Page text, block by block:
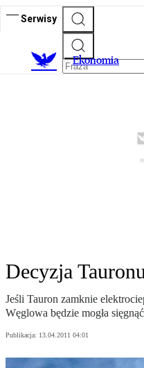
Serwisy
Ekonomia
Decyzja
Jeśli Tauron zamknie
Węglowa będzie mogła
Publikacja: 13.04.2011 04:01